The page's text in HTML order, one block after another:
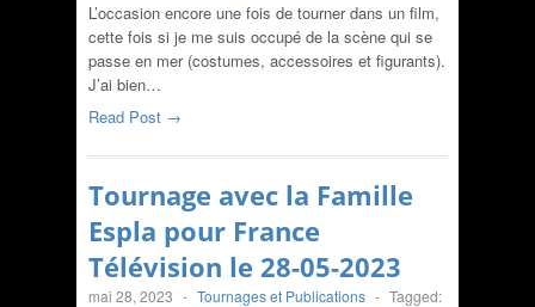
L’occasion encore une fois de tourner dans un film,
cette fois si je me suis occupé de la scène qui se
passe en mer (costumes, accessoires et figurants).
J’ai bien…
Read Post →
Tournage avec la Famille
Espla pour France
Télévision le 28-05-2023
mai 28, 2023 - Tournages et Publications - Tagged: